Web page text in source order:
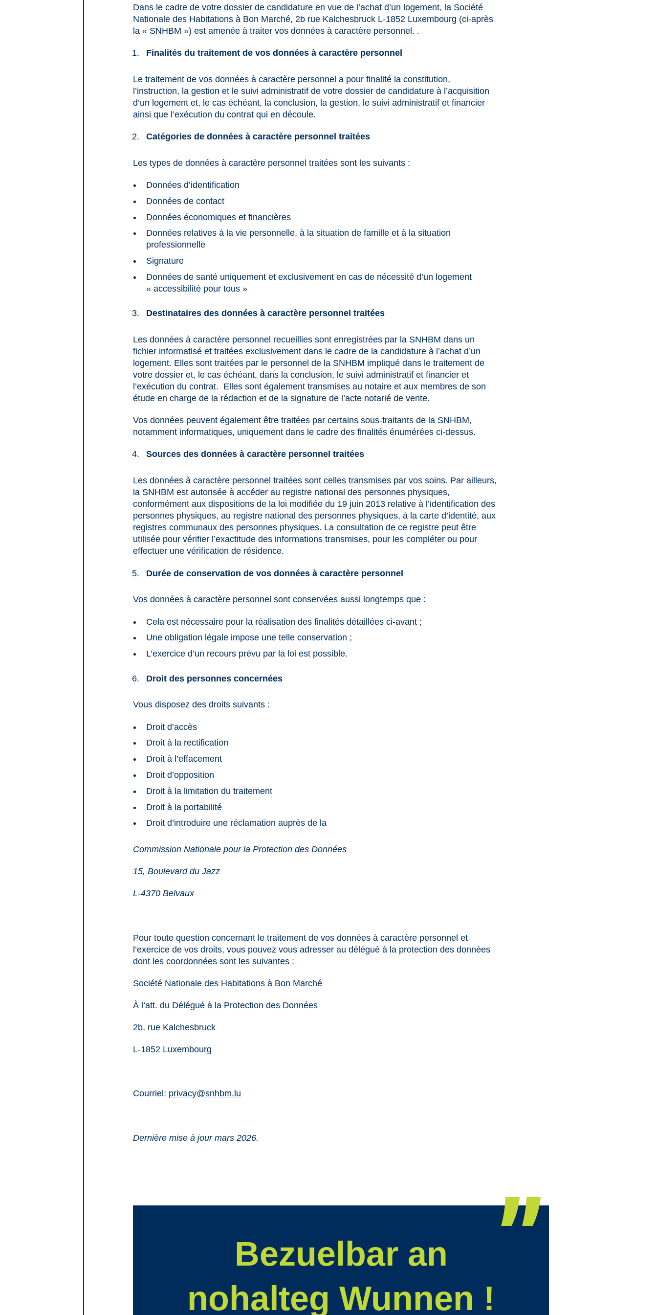
Dans le cadre de votre dossier de candidature en vue de l’achat d’un logement, la Société
Nationale des Habitations à Bon Marché, 2b rue Kalchesbruck L-1852 Luxembourg (ci-après
la « SNHBM ») est amenée à traiter vos données à caractère personnel. .
Finalités du traitement de vos données à caractère personnel
Le traitement de vos données à caractère personnel a pour finalité la constitution,
l’instruction, la gestion et le suivi administratif de votre dossier de candidature à l’acquisition
d’un logement et, le cas échéant, la conclusion, la gestion, le suivi administratif et financier
ainsi que l’exécution du contrat qui en découle.
Catégories de données à caractère personnel traitées
Les types de données à caractère personnel traitées sont les suivants :
Données d’identification
Données de contact
Données économiques et financières
Données relatives à la vie personnelle, à la situation de famille et à la situation
professionnelle
Signature
Données de santé uniquement et exclusivement en cas de nécessité d’un logement
« accessibilité pour tous »
Destinataires des données à caractère personnel traitées
Les données à caractère personnel recueillies sont enregistrées par la SNHBM dans un
fichier informatisé et traitées exclusivement dans le cadre de la candidature à l’achat d’un
logement. Elles sont traitées par le personnel de la SNHBM impliqué dans le traitement de
votre dossier et, le cas échéant, dans la conclusion, le suivi administratif et financier et
l’exécution du contrat. Elles sont également transmises au notaire et aux membres de son
étude en charge de la rédaction et de la signature de l’acte notarié de vente.
Vos données peuvent également être traitées par certains sous-traitants de la SNHBM,
notamment informatiques, uniquement dans le cadre des finalités énumérées ci-dessus.
Sources des données à caractère personnel traitées
Les données à caractère personnel traitées sont celles transmises par vos soins. Par ailleurs,
la SNHBM est autorisée à accéder au registre national des personnes physiques,
conformément aux dispositions de la loi modifiée du 19 juin 2013 relative à l’identification des
personnes physiques, au registre national des personnes physiques, à la carte d’identité, aux
registres communaux des personnes physiques. La consultation de ce registre peut être
utilisée pour vérifier l’exactitude des informations transmises, pour les compléter ou pour
effectuer une vérification de résidence.
Durée de conservation de vos données à caractère personnel
Vos données à caractère personnel sont conservées aussi longtemps que :
Cela est nécessaire pour la réalisation des finalités détaillées ci-avant ;
Une obligation légale impose une telle conservation ;
L’exercice d’un recours prévu par la loi est possible.
Droit des personnes concernées
Vous disposez des droits suivants :
Droit d’accès
Droit à la rectification
Droit à l’effacement
Droit d’opposition
Droit à la limitation du traitement
Droit à la portabilité
Droit d’introduire une réclamation auprès de la
Commission Nationale pour la Protection des Données
15, Boulevard du Jazz
L-4370 Belvaux
Pour toute question concernant le traitement de vos données à caractère personnel et
l’exercice de vos droits, vous pouvez vous adresser au délégué à la protection des données
dont les coordonnées sont les suivantes :
Société Nationale des Habitations à Bon Marché
À l’att. du Délégué à la Protection des Données
2b, rue Kalchesbruck
L-1852 Luxembourg
Courriel: privacy@snhbm.lu
Dernière mise à jour mars 2026.
Bezuelbar an
nohalteg Wunnen !